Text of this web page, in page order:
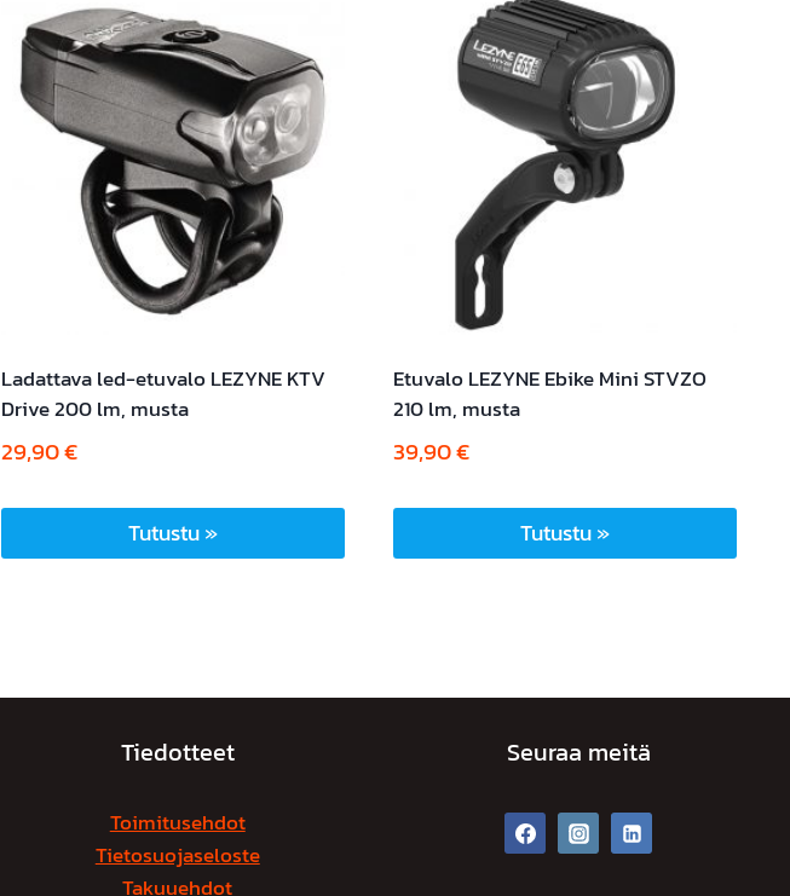
Ladattava led-etuvalo LEZYNE KTV
Drive 200 lm, musta
29,90€
Tutustu »
Etuvalo LEZYNE Ebike Mini STVZO
210 lm, musta
39,90€
Tutustu »
Tiedotteet
Toimitusehdot
Tietosuojaseloste
Takuuehdot
Seuraa meitä